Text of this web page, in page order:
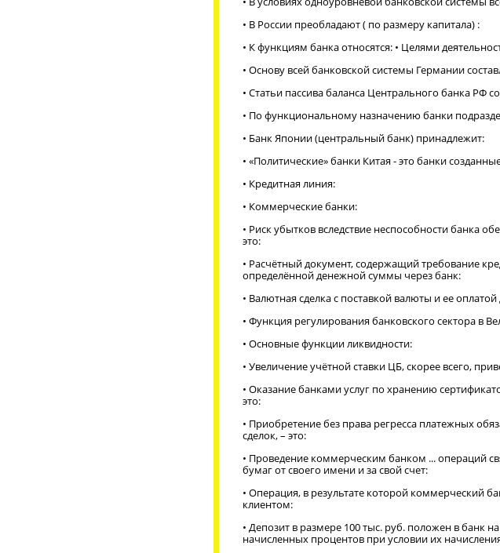
• В России преобладают ( по размеру капитала) :
• К функциям банка относятся: • Целями
• Основу всей банковской системы Германии
• Статьи пассива баланса Центрального банка РФ
• По функциональному назначению банки
• Банк Японии (центральный банк) принадлежит:
• «Политические» банки Китая - это банки
• Кредитная линия:
• Коммерческие банки:
• Риск убытков вследствие неспособности банка
это:
• Расчётный документ, содержащий требование
определённой денежной суммы через банк:
• Валютная сделка с поставкой валюты и ее
• Функция регулирования банковского сектора в
• Основные функции ликвидности:
• Увеличение учётной ставки ЦБ, скорее всего,
• Оказание банками услуг по хранению
это:
• Приобретение без права регресса платежных
сделок, – это:
• Проведение коммерческим банком ... операций
бумаг от своего имени и за свой счет:
• Операция, в результате которой коммерческий
клиентом:
• Депозит в размере 100 тыс. руб. положен в банк
начисленных процентов при условии их